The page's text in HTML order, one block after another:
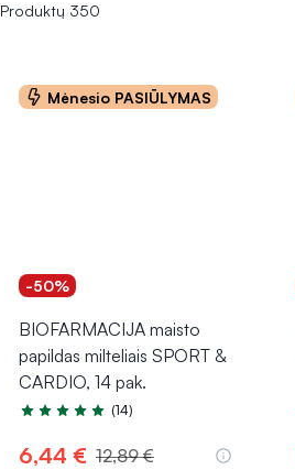
Produktų 350
Mėnesio PASIŪLYMAS
-50%
BIOFARMACIJA maisto
papildas milteliais SPORT &
CARDIO, 14 pak.
Įvertinimas 4.9 iš 5
(14)
6,44 € 12,89 €